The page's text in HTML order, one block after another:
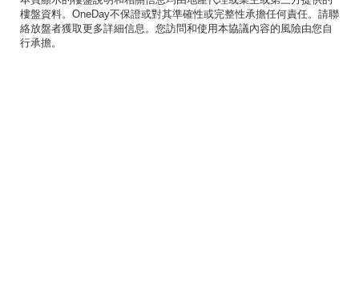
樓盤資料。OneDay不保證或對其準確性或完整性承擔任何責任。請聯
絡放盤者獲取更多詳細信息。您訪問和使用本協議內容的風險由您自
行承擔。